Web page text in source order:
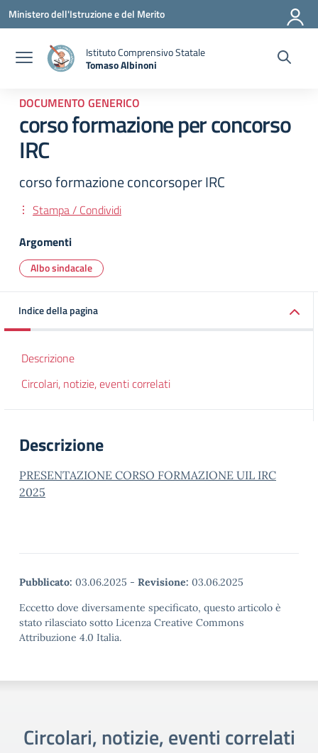
Vai ai contenuti
Vai al menu di navigazione
Vai al footer
Ministero dell'Istruzione e del Merito
Istituto Comprensivo Statale
Tomaso Albinoni
DOCUMENTO GENERICO
corso formazione per concorso
IRC
corso formazione concorsoper IRC
Stampa / Condividi
Argomenti
Albo sindacale
Indice della pagina
Descrizione
Circolari, notizie, eventi correlati
Descrizione
PRESENTAZIONE CORSO FORMAZIONE UIL IRC
2025
Pubblicato: 03.06.2025 - Revisione: 03.06.2025
Eccetto dove diversamente specificato, questo articolo è
stato rilasciato sotto Licenza Creative Commons
Attribuzione 4.0 Italia.
Circolari, notizie, eventi correlati